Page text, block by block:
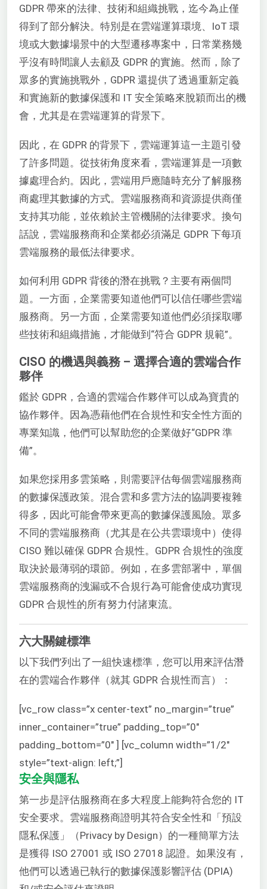
GDPR 帶來的法律、技術和組織挑戰，迄今為止僅
得到了部分解決。特別是在雲端運算環境、IoT 環
境或大數據場景中的大型遷移專案中，日常業務幾
乎沒有時間讓人去顧及 GDPR 的實施。然而，除了
眾多的實施挑戰外，GDPR 還提供了透過重新定義
和實施新的數據保護和 IT 安全策略來脫穎而出的機
會，尤其是在雲端運算的背景下。
因此，在 GDPR 的背景下，雲端運算這一主題引發
了許多問題。從技術角度來看，雲端運算是一項數
據處理合約。因此，雲端用戶應隨時充分了解服務
商處理其數據的方式。雲端服務商和資源提供商僅
支持其功能，並依賴於主管機關的法律要求。換句
話說，雲端服務商和企業都必須滿足 GDPR 下每項
雲端服務的最低法律要求。
如何利用 GDPR 背後的潛在挑戰？主要有兩個問
題。一方面，企業需要知道他們可以信任哪些雲端
服務商。另一方面，企業需要知道他們必須採取哪
些技術和組織措施，才能做到“符合 GDPR 規範”。
CISO 的機遇與義務 – 選擇合適的雲端合作
夥伴
鑑於 GDPR，合適的雲端合作夥伴可以成為寶貴的
協作夥伴。因為憑藉他們在合規性和安全性方面的
專業知識，他們可以幫助您的企業做好“GDPR 準
備”。
如果您採用多雲策略，則需要評估每個雲端服務商
的數據保護政策。混合雲和多雲方法的協調要複雜
得多，因此可能會帶來更高的數據保護風險。眾多
不同的雲端服務商（尤其是在公共雲環境中）使得
CISO 難以確保 GDPR 合規性。GDPR 合規性的強度
取決於最薄弱的環節。例如，在多雲部署中，單個
雲端服務商的洩漏或不合規行為可能會使成功實現
GDPR 合規性的所有努力付諸東流。
六大關鍵標準
以下我們’列出了一組快速標準，您可以用來評估潛
在的雲端合作夥伴（就其 GDPR 合規性而言）：
[vc_row class=”x center-text” no_margin=”true”
inner_container=”true” padding_top=”0″
padding_bottom=”0″ ] [vc_column width=”1/2″
style=”text-align: left;”]
安全與隱私
第一步是評估服務商在多大程度上能夠符合您的 IT
安全要求。雲端服務商證明其符合安全性和「預設
隱私保護」（Privacy by Design）的一種簡單方法
是獲得 ISO 27001 或 ISO 27018 認證。如果沒有，
他們可以透過已執行的數據保護影響評估 (DPIA)